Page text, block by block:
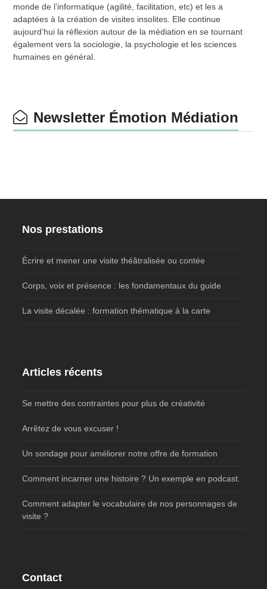
monde de l’informatique (agilité, facilitation, etc) et les a
adaptées à la création de visites insolites. Elle continue
aujourd’hui la réflexion autour de la médiation en se tournant
également vers la sociologie, la psychologie et les sciences
humaines en général.
Newsletter Émotion Médiation
Nos prestations
Écrire et mener une visite théâtralisée ou contée
Corps, voix et présence : les fondamentaux du guide
La visite décalée : formation thématique à la carte
Articles récents
Se mettre des contraintes pour plus de créativité
Arrêtez de vous excuser !
Un sondage pour améliorer notre offre de formation
Comment incarner une histoire ? Un exemple en podcast.
Comment adapter le vocabulaire de nos personnages de
visite ?
Contact